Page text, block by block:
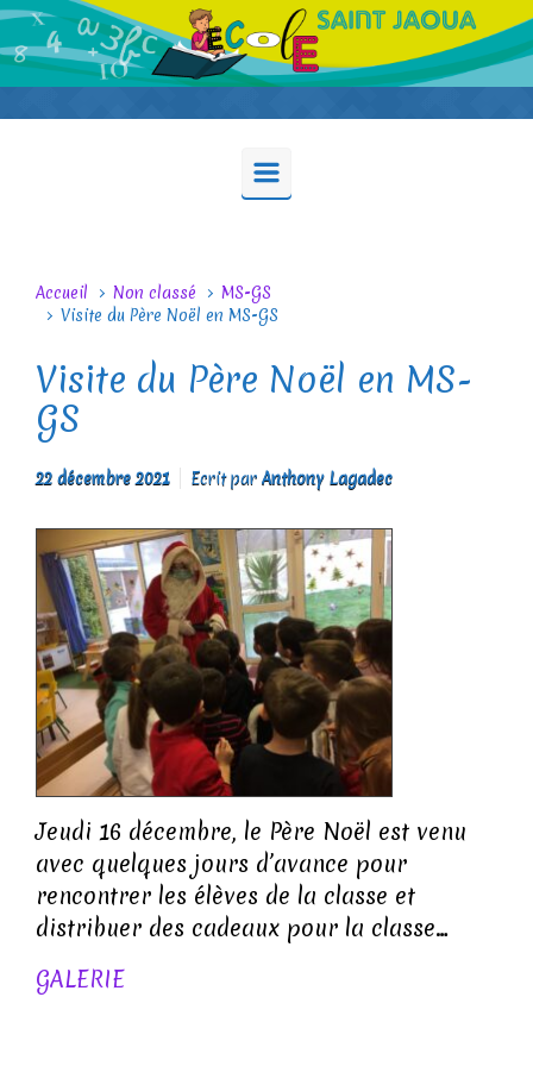
Skip to main content
Accueil Non classé
MS-GS
Visite du Père Noël en MS-GS
Visite du Père Noël en MS-
GS
22 décembre 2021 Ecrit par Anthony Lagadec
Jeudi 16 décembre, le Père Noël est venu
avec quelques jours d’avance pour
rencontrer les élèves de la classe et
distribuer des cadeaux pour la classe…
GALERIE